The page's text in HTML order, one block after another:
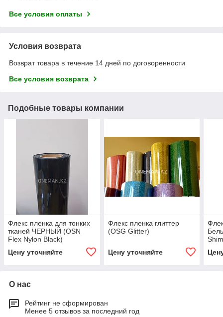
Все условия оплаты
Условия возврата
Возврат товара в течение 14 дней по договоренности
Все условия возврата
Подобные товары компании
Флекс пленка для тонких
тканей ЧЕРНЫЙ (OSN
Flex Nylon Black)
Цену уточняйте
Флекс пленка глиттер
(OSG Glitter)
Цену уточняйте
О нас
Рейтинг не сформирован
Менее 5 отзывов за последний год